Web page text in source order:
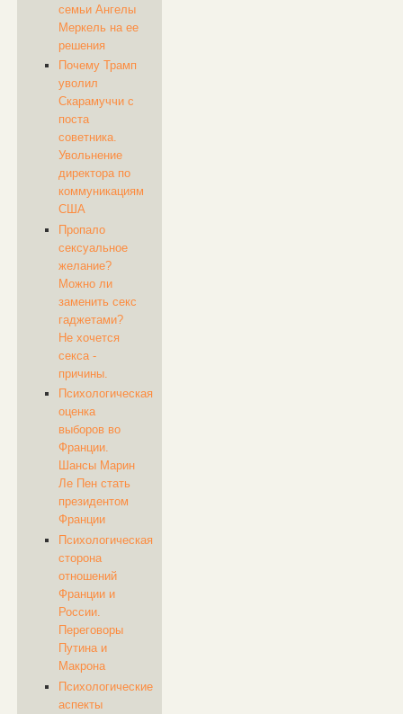
семьи Ангелы
Меркель на ее
решения
Почему Трамп
уволил
Скарамуччи с
поста
советника.
Увольнение
директора по
коммуникациям
США
Пропало
сексуальное
желание?
Можно ли
заменить секс
гаджетами?
Не хочется
секса -
причины.
Психологическая
оценка
выборов во
Франции.
Шансы Марин
Ле Пен стать
президентом
Франции
Психологическая
сторона
отношений
Франции и
России.
Переговоры
Путина и
Макрона
Психологические
аспекты